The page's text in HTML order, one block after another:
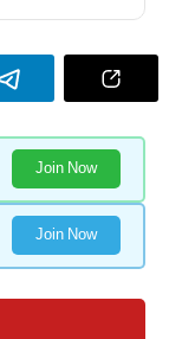
Join Now
Join Now